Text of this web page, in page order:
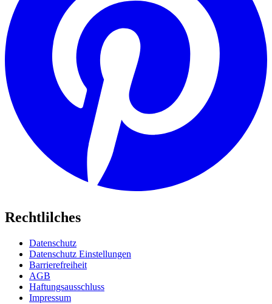
Rechtlilches
Datenschutz
Datenschutz Einstellungen
Barrierefreiheit
AGB
Haftungsausschluss
Impressum